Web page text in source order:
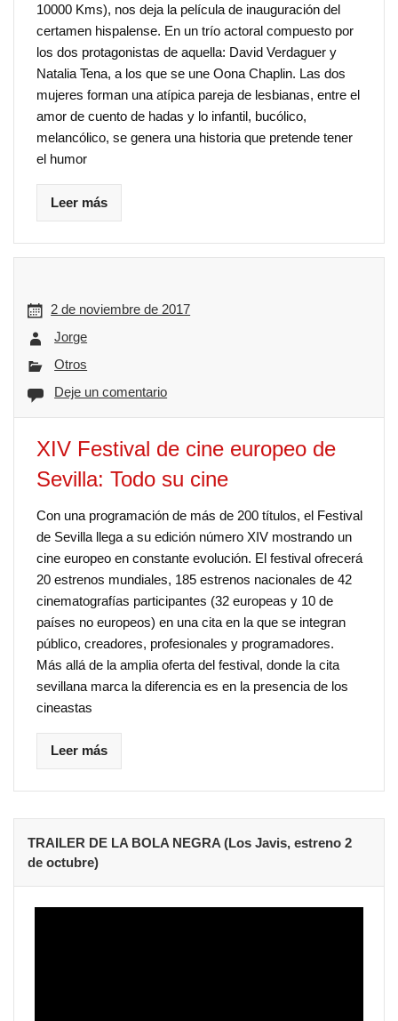
10000 Kms), nos deja la película de inauguración del
certamen hispalense. En un trío actoral compuesto por
los dos protagonistas de aquella: David Verdaguer y
Natalia Tena, a los que se une Oona Chaplin. Las dos
mujeres forman una atípica pareja de lesbianas, entre el
amor de cuento de hadas y lo infantil, bucólico,
melancólico, se genera una historia que pretende tener
el humor
Leer más
2 de noviembre de 2017
Jorge
Otros
Deje un comentario
XIV Festival de cine europeo de
Sevilla: Todo su cine
Con una programación de más de 200 títulos, el Festival
de Sevilla llega a su edición número XIV mostrando un
cine europeo en constante evolución. El festival ofrecerá
20 estrenos mundiales, 185 estrenos nacionales de 42
cinematografías participantes (32 europeas y 10 de
países no europeos) en una cita en la que se integran
público, creadores, profesionales y programadores.
Más allá de la amplia oferta del festival, donde la cita
sevillana marca la diferencia es en la presencia de los
cineastas
Leer más
TRAILER DE LA BOLA NEGRA (Los Javis, estreno 2
de octubre)